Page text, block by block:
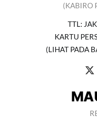
(KABIRO
TTL:
KARTU
(LIHAT PADA